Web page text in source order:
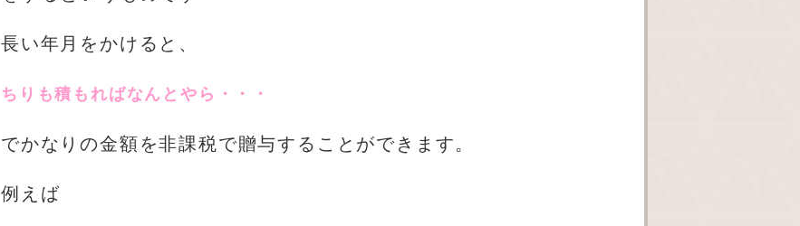
長い年月をかけると、
ちりも積もればなんとやら・・・
でかなりの金額を非課税で贈与することができます。
例えば